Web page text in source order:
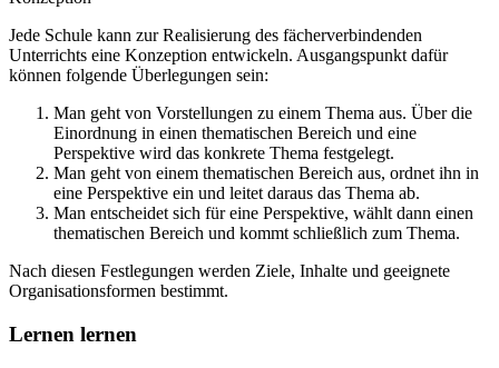
Jede Schule kann zur Realisierung des fächerverbindenden
Unterrichts eine Konzeption entwickeln. Ausgangspunkt dafür
können folgende Überlegungen sein:
Man geht von Vorstellungen zu einem Thema aus. Über die
Einordnung in einen thematischen Bereich und eine
Perspektive wird das konkrete Thema festgelegt.
Man geht von einem thematischen Bereich aus, ordnet ihn in
eine Perspektive ein und leitet daraus das Thema ab.
Man entscheidet sich für eine Perspektive, wählt dann einen
thematischen Bereich und kommt schließlich zum Thema.
Nach diesen Festlegungen werden Ziele, Inhalte und geeignete
Organisationsformen bestimmt.
Lernen lernen